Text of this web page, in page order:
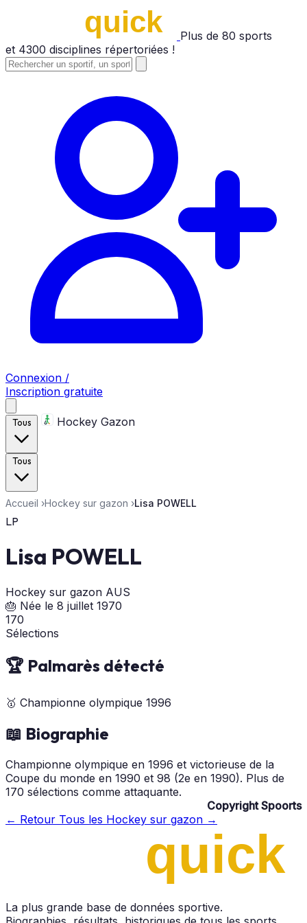
Plus de 80 sports
et 4300 disciplines répertoriées !
Connexion /
Inscription gratuite
Tous Hockey Gazon
Tous
Accueil ›Hockey sur gazon ›Lisa POWELL
LP
Lisa POWELL
Hockey sur gazon AUS
🎂 Née le 8 juillet 1970
170
Sélections
🏆 Palmarès détecté
🥇 Championne olympique 1996
📖 Biographie
Championne olympique en 1996 et victorieuse de la
Coupe du monde en 1990 et 98 (2e en 1990). Plus de
170 sélections comme attaquante.
Copyright Spoorts
← Retour Tous les Hockey sur gazon →
La plus grande base de données sportive.